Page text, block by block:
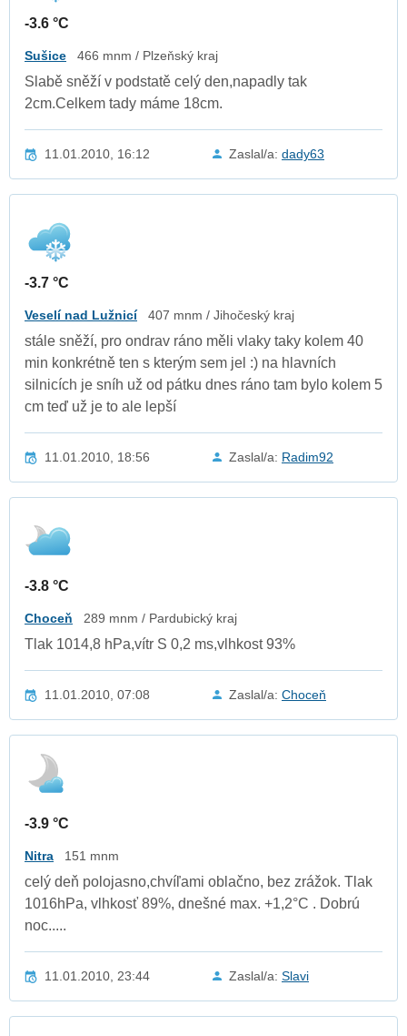
-3.6 °C
Sušice 466 mnm / Plzeňský kraj
Slabě sněží v podstatě celý den,napadly tak
2cm.Celkem tady máme 18cm.
11.01.2010, 16:12 Zaslal/a: dady63
-3.7 °C
Veselí nad Lužnicí 407 mnm / Jihočeský kraj
stále sněží, pro ondrav ráno měli vlaky taky kolem 40
min konkrétně ten s kterým sem jel :) na hlavních
silnicích je sníh už od pátku dnes ráno tam bylo kolem 5
cm teď už je to ale lepší
11.01.2010, 18:56 Zaslal/a: Radim92
-3.8 °C
Choceň 289 mnm / Pardubický kraj
Tlak 1014,8 hPa,vítr S 0,2 ms,vlhkost 93%
11.01.2010, 07:08 Zaslal/a: Choceň
-3.9 °C
Nitra 151 mnm
celý deň polojasno,chvíľami oblačno, bez zrážok. Tlak
1016hPa, vlhkosť 89%, dnešné max. +1,2°C . Dobrú
noc.....
11.01.2010, 23:44 Zaslal/a: Slavi